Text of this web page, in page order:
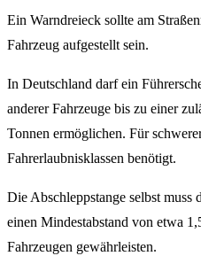
Ein Warndreieck sollte am
Fahrzeug aufgestellt sein.
In Deutschland darf ein
anderer Fahrzeuge bis zu einer
Tonnen ermöglichen. Für
Fahrerlaubnisklassen benötigt.
Die Abschleppstange selbst muss
einen Mindestabstand von etwa
Fahrzeugen gewährleisten.